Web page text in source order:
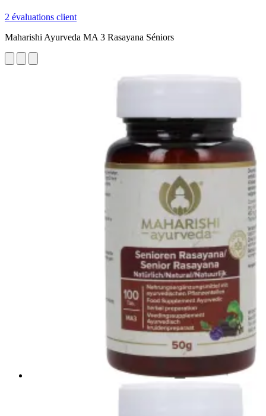
2 évaluations client
Maharishi Ayurveda MA 3 Rasayana Séniors